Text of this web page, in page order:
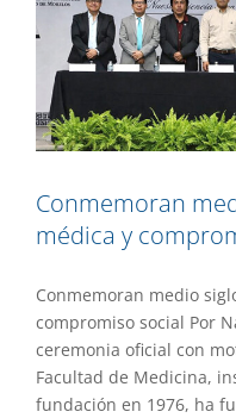
Conmemoran
médica y
Conmemoran medio
compromiso social Por
ceremonia oficial con
Facultad de Medicina,
fundación en 1976, ha